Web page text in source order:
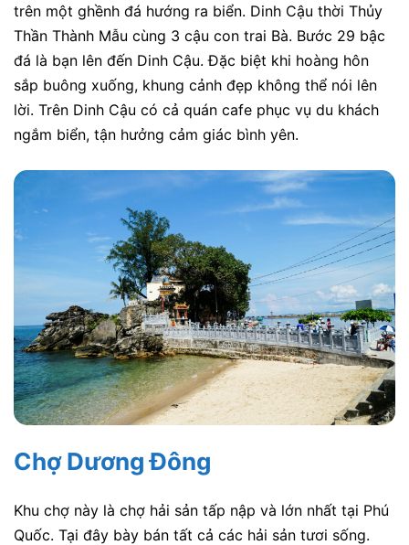
trên một ghềnh đá hướng ra biển. Dinh Cậu thời Thủy
Thần Thành Mẫu cùng 3 cậu con trai Bà. Bước 29 bậc
đá là bạn lên đến Dinh Cậu. Đặc biệt khi hoàng hôn
sắp buông xuống, khung cảnh đẹp không thể nói lên
lời. Trên Dinh Cậu có cả quán cafe phục vụ du khách
ngắm biển, tận hưởng cảm giác bình yên.
Chợ Dương Đông
Khu chợ này là chợ hải sản tấp nập và lớn nhất tại Phú
Quốc. Tại đây bày bán tất cả các hải sản tươi sống.